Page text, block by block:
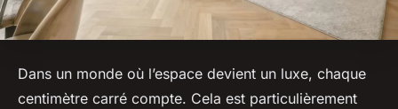
Dans un monde où l’espace devient un luxe, chaque
centimètre carré compte. Cela est particulièrement